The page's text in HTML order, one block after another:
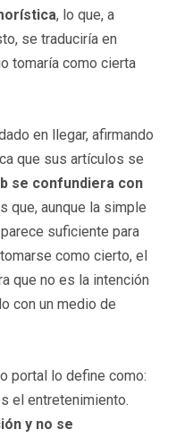
, lo que, a
se traduciría en
tomaría como cierta
en llegar, afirmando
que sus artículos se
se confundiera con
que, aunque la simple
suficiente para
como cierto, el
que no es la intención
con un medio de
portal lo define como:
el entretenimiento.
y no se